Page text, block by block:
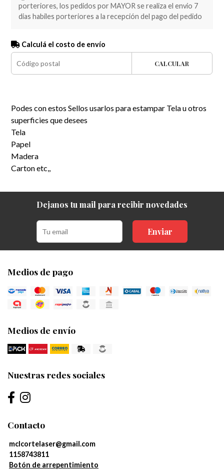
porteriores, los pedidos por MAYOR se realiza el envio 7
dias habiles porteriores a la recepción del pago del pedido
Calculá el costo de envío
CALCULAR
Podes con estos Sellos usarlos para estampar Tela u otros
superficies que desees
Tela
Papel
Madera
Carton etc,,
Dejanos tu mail para recibir novedades
Enviar
Medios de pago
Medios de envío
Nuestras redes sociales
Contacto
mclcortelaser@gmail.com
1158743811
Botón de arrepentimiento